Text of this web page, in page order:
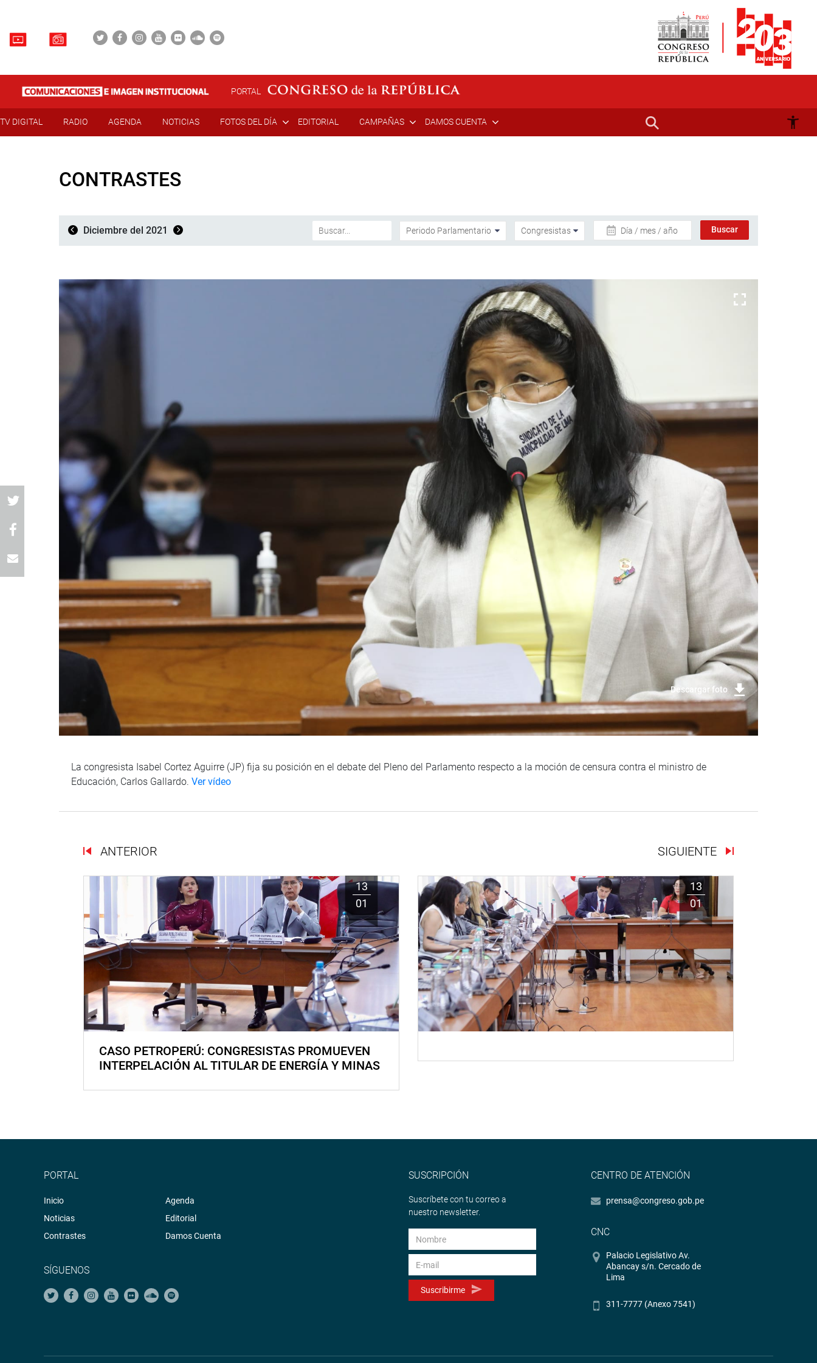
PORTAL
TV DIGITAL RADIO AGENDA NOTICIAS FOTOS DEL DÍA EDITORIAL CAMPAÑAS DAMOS CUENTA
CONTRASTES
Diciembre del 2021 Día / mes / año
Descargar foto
La congresista Isabel Cortez Aguirre (JP) fija su posición en el debate del Pleno del Parlamento respecto a la moción de censura contra el ministro de
Educación, Carlos Gallardo. Ver vídeo
ANTERIOR SIGUIENTE
13
01
CASO PETROPERÚ: CONGRESISTAS PROMUEVEN
INTERPELACIÓN AL TITULAR DE ENERGÍA Y MINAS
13
01
PORTAL
Inicio
Noticias
Contrastes
Agenda
Editorial
Damos Cuenta
SÍGUENOS
SUSCRIPCIÓN
Suscríbete con tu correo a
nuestro newsletter.
Suscribirme
CENTRO DE ATENCIÓN
prensa@congreso.gob.pe
CNC
Palacio Legislativo Av.
Abancay s/n. Cercado de
Lima
311-7777 (Anexo 7541)